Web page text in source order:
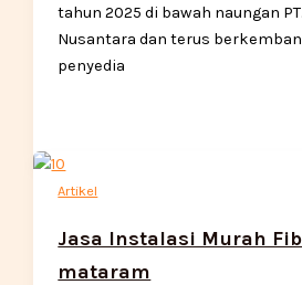
tahun 2025 di bawah naungan
Nusantara dan terus
penyedia
Artikel
Jasa Instalasi Murah
mataram